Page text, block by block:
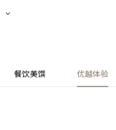
餐饮美馔 优越体验